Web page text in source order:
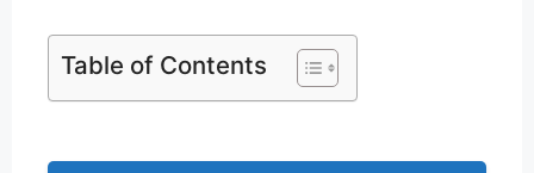
Table of Contents